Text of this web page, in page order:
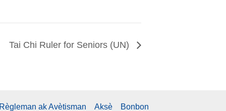
Tai Chi Ruler for Seniors (UN)
Règleman ak Avètisman Aksè Bonbon